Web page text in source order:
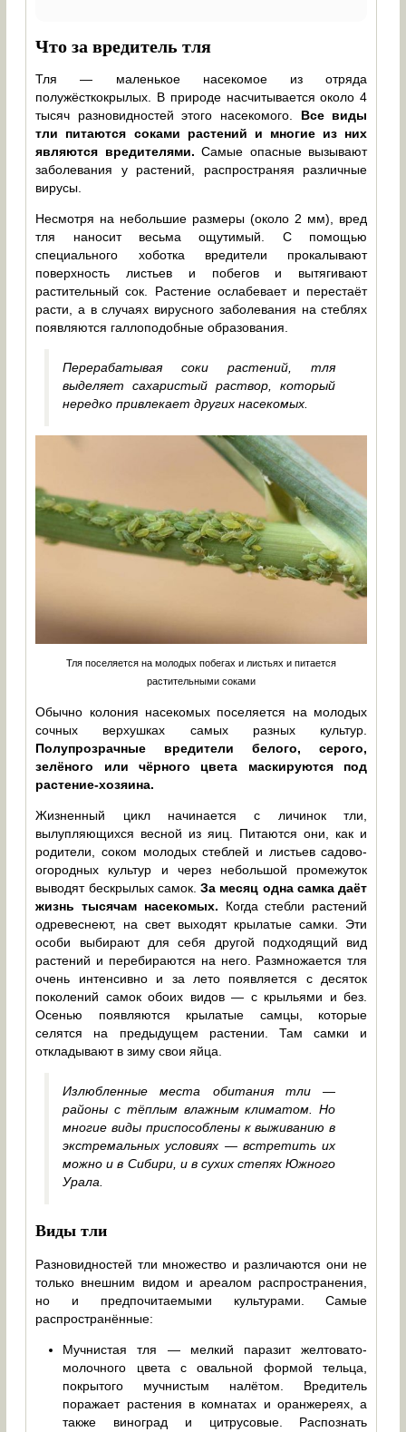
Что за вредитель тля
Тля — маленькое насекомое из отряда
полужёсткокрылых. В природе насчитывается около 4
тысяч разновидностей этого насекомого. Все виды
тли питаются соками растений и многие из них
являются вредителями. Самые опасные вызывают
заболевания у растений, распространяя различные
вирусы.
Несмотря на небольшие размеры (около 2 мм), вред
тля наносит весьма ощутимый. С помощью
специального хоботка вредители прокалывают
поверхность листьев и побегов и вытягивают
растительный сок. Растение ослабевает и перестаёт
расти, а в случаях вирусного заболевания на стеблях
появляются галлоподобные образования.
Перерабатывая соки растений, тля
выделяет сахаристый раствор, который
нередко привлекает других насекомых.
Тля поселяется на молодых побегах и листьях и питается
растительными соками
Обычно колония насекомых поселяется на молодых
сочных верхушках самых разных культур.
Полупрозрачные вредители белого, серого,
зелёного или чёрного цвета маскируются под
растение-хозяина.
Жизненный цикл начинается с личинок тли,
вылупляющихся весной из яиц. Питаются они, как и
родители, соком молодых стеблей и листьев садово-
огородных культур и через небольшой промежуток
выводят бескрылых самок.За месяц одна самка даёт
жизнь тысячам насекомых. Когда стебли растений
одревеснеют, на свет выходят крылатые самки. Эти
особи выбирают для себя другой подходящий вид
растений и перебираются на него. Размножается тля
очень интенсивно и за лето появляется с десяток
поколений самок обоих видов — с крыльями и без.
Осенью появляются крылатые самцы, которые
селятся на предыдущем растении. Там самки и
откладывают в зиму свои яйца.
Излюбленные места обитания тли —
районы с тёплым влажным климатом. Но
многие виды приспособлены к выживанию в
экстремальных условиях — встретить их
можно и в Сибири, и в сухих степях Южного
Урала.
Виды тли
Разновидностей тли множество и различаются они не
только внешним видом и ареалом распространения,
но и предпочитаемыми культурами. Самые
распространённые:
Мучнистая тля — мелкий паразит желтовато-
молочного цвета с овальной формой тельца,
покрытого мучнистым налётом. Вредитель
поражает растения в комнатах и оранжереях, а
также виноград и цитрусовые. Распознать